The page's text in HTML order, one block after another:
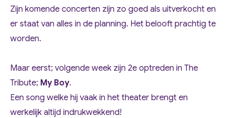
Zijn komende concerten zijn zo goed als uitverkocht en
er staat van alles in de planning. Het belooft prachtig te
worden.
Maar eerst; volgende week zijn 2e optreden in The
Tribute; My Boy.
Een song welke hij vaak in het theater brengt en
werkelijk altijd indrukwekkend!